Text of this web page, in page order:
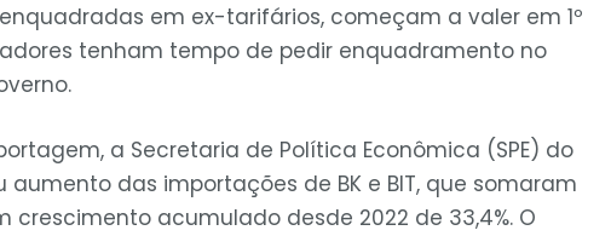
em ex-tarifários, começam a valer em 1º
tenham tempo de pedir enquadramento no
a Secretaria de Política Econômica (SPE) do
aumento das importações de BK e BIT, que somaram
crescimento acumulado desde 2022 de 33,4%. O